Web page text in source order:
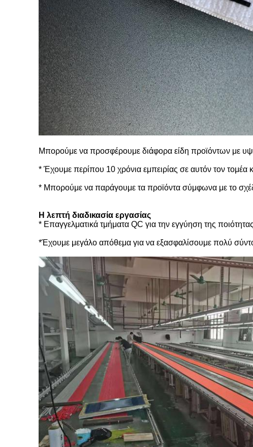
Μπορούμε να προσφέρουμε διάφορα είδη προϊόντων με
* Έχουμε περίπου 10 χρόνια εμπειρίας σε αυτόν τον
* Μπορούμε να παράγουμε τα προϊόντα σύμφωνα με το
Η λεπτή διαδικασία εργασίας
* Επαγγελματικά τμήματα QC για την εγγύηση της
*Έχουμε μεγάλο απόθεμα για να εξασφαλίσουμε πολύ